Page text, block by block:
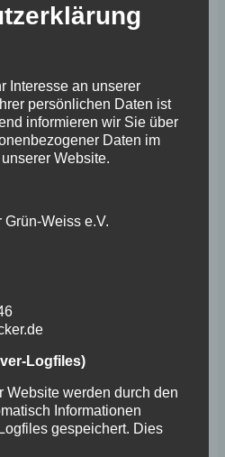
können mit Gästen
andere
auf das Freiwerden von
gastgebende
sowohl seinen Namen
in die
ein. Das Spielen
Die Höhe
der Beitragsordnung
spielen,
ordnungsgemäß
Platz sofort räumen!
Interesse an unserer
persönlichen Daten ist
informieren wir Sie über
Daten im
Website.
Weiss e.V.
Logfiles)
Website werden durch den
Informationen
gespeichert. Dies